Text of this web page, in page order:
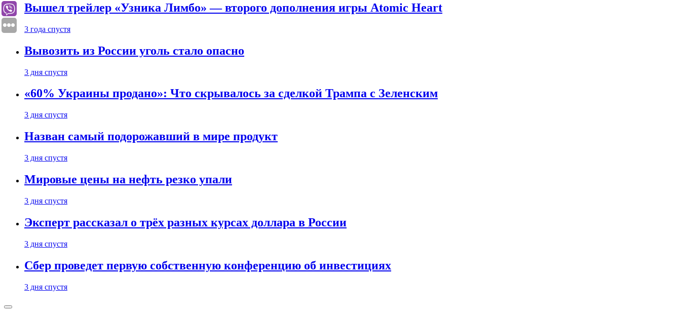
Вышел трейлер «Узника Лимбо» — второго дополнения игры Atomic Heart
3 года спустя
Вывозить из России уголь стало опасно
3 дня спустя
«60% Украины продано»: Что скрывалось за сделкой Трампа с Зеленским
3 дня спустя
Назван самый подорожавший в мире продукт
3 дня спустя
Мировые цены на нефть резко упали
3 дня спустя
Эксперт рассказал о трёх разных курсах доллара в России
3 дня спустя
Сбер проведет первую собственную конференцию об инвестициях
3 дня спустя